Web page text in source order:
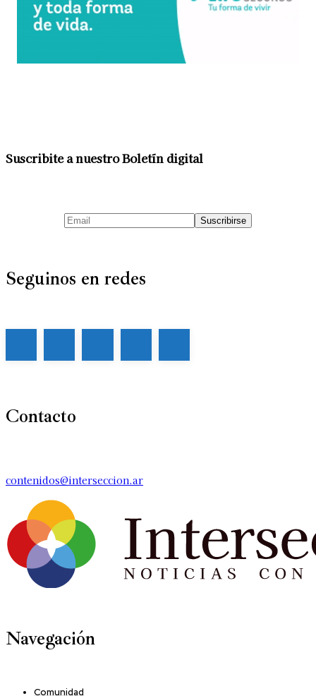
Suscribite a nuestro Boletín digital
Seguinos en redes
Contacto
contenidos@interseccion.ar
Navegación
Comunidad